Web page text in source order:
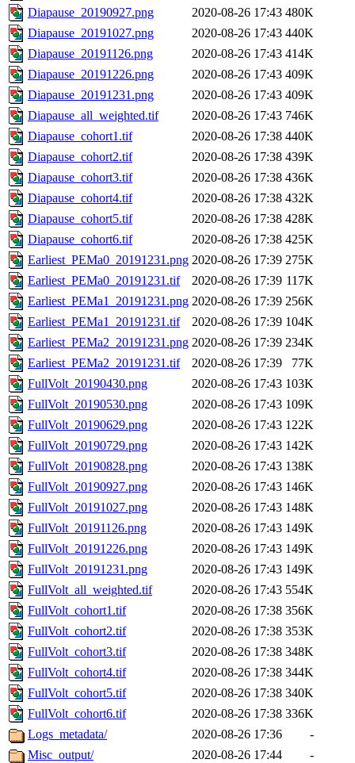
Diapause_20190927.png
2020-08-26 17:43 480K
Diapause_20191027.png
2020-08-26 17:43 440K
Diapause_20191126.png
2020-08-26 17:43 414K
Diapause_20191226.png
2020-08-26 17:43 409K
Diapause_20191231.png
2020-08-26 17:43 409K
Diapause_all_weighted.tif
2020-08-26 17:43 746K
Diapause_cohort1.tif
2020-08-26 17:38 440K
Diapause_cohort2.tif
2020-08-26 17:38 439K
Diapause_cohort3.tif
2020-08-26 17:38 436K
Diapause_cohort4.tif
2020-08-26 17:38 432K
Diapause_cohort5.tif
2020-08-26 17:38 428K
Diapause_cohort6.tif
2020-08-26 17:38 425K
Earliest_PEMa0_20191231.png 2020-08-26 17:39 275K
Earliest_PEMa0_20191231.tif
2020-08-26 17:39 117K
Earliest_PEMa1_20191231.png 2020-08-26 17:39 256K
Earliest_PEMa1_20191231.tif
2020-08-26 17:39 104K
Earliest_PEMa2_20191231.png 2020-08-26 17:39 234K
Earliest_PEMa2_20191231.tif
2020-08-26 17:39
77K
FullVolt_20190430.png
2020-08-26 17:43 103K
FullVolt_20190530.png
2020-08-26 17:43 109K
FullVolt_20190629.png
2020-08-26 17:43 122K
FullVolt_20190729.png
2020-08-26 17:43 142K
FullVolt_20190828.png
2020-08-26 17:43 138K
FullVolt_20190927.png
2020-08-26 17:43 146K
FullVolt_20191027.png
2020-08-26 17:43 148K
FullVolt_20191126.png
2020-08-26 17:43 149K
FullVolt_20191226.png
2020-08-26 17:43 149K
FullVolt_20191231.png
2020-08-26 17:43 149K
FullVolt_all_weighted.tif
2020-08-26 17:43 554K
FullVolt_cohort1.tif
2020-08-26 17:38 356K
FullVolt_cohort2.tif
2020-08-26 17:38 353K
FullVolt_cohort3.tif
2020-08-26 17:38 348K
FullVolt_cohort4.tif
2020-08-26 17:38 344K
FullVolt_cohort5.tif
2020-08-26 17:38 340K
FullVolt_cohort6.tif
2020-08-26 17:38 336K
Logs_metadata/
2020-08-26 17:36
-
Misc_output/
2020-08-26 17:44
-